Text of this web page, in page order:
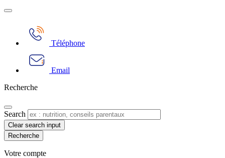
Téléphone
Email
Recherche
Search
Clear search input
Votre compte​